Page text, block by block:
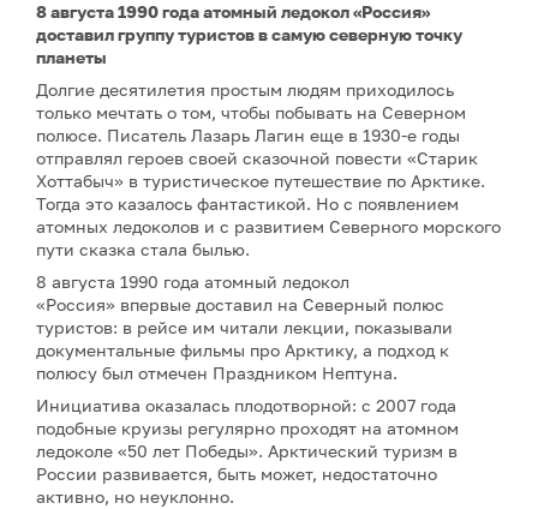
8 августа 1990 года атомный ледокол «Россия»
доставил группу туристов в самую северную точку
планеты
Долгие десятилетия простым людям приходилось
только мечтать о том, чтобы побывать на Северном
полюсе. Писатель Лазарь Лагин еще в 1930-е годы
отправлял героев своей сказочной повести «Старик
Хоттабыч» в туристическое путешествие по Арктике.
Тогда это казалось фантастикой. Но с появлением
атомных ледоколов и с развитием Северного морского
пути сказка стала былью.
8 августа 1990 года атомный ледокол
«Россия» впервые доставил на Северный полюс
туристов: в рейсе им читали лекции, показывали
документальные фильмы про Арктику, а подход к
полюсу был отмечен Праздником Нептуна.
Инициатива оказалась плодотворной: с 2007 года
подобные круизы регулярно проходят на атомном
ледоколе «50 лет Победы». Арктический туризм в
России развивается, быть может, недостаточно
активно, но неуклонно.